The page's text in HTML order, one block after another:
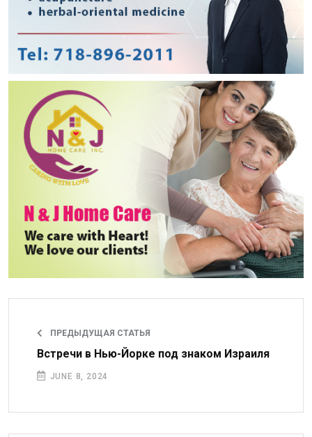
ПРЕДЫДУЩАЯ СТАТЬЯ
Встречи в Нью-Йорке под знаком Израиля
JUNE 8, 2024